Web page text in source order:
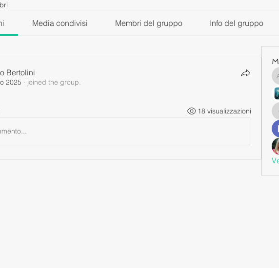
Media condivisi Membri del gruppo Info del gruppo
Bertolini
2025 · joined the group.
18 visualizzazioni